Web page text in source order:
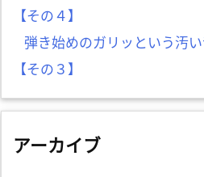
【その４】
弾き始めのガリッという汚
【その３】
アーカイブ